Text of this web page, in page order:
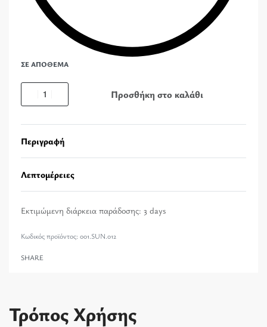
ΣΕ ΑΠΌΘΕΜΑ
Προσθήκη στο καλάθι
Περιγραφή
Λεπτομέρειες
Εκτιμώμενη διάρκεια παράδοσης: 3 days
001.SUN.012
SHARE
Τρόπος Χρήσης